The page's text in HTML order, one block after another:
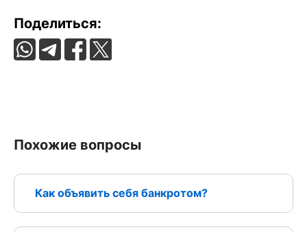
Поделиться:
Похожие вопросы
Как объявить себя банкротом?